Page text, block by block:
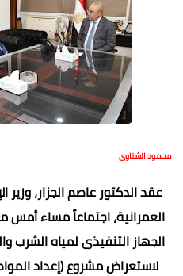
محمود الشناوى
عقد الدكتور عاصم الجزار،
العمرانية، اجتماعاً مساء
الجهاز التنفيذى لمياه الشرب
لاستعراض مشروع (إعداد